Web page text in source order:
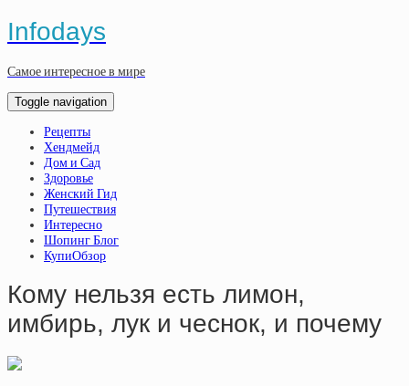
Infodays
Самое интересное в мире
Toggle navigation
Рецепты
Хендмейд
Дом и Сад
Здоровье
Женский Гид
Путешествия
Интересно
Шопинг Блог
КупиОбзор
Кому нельзя есть лимон,
имбирь, лук и чеснок, и почему